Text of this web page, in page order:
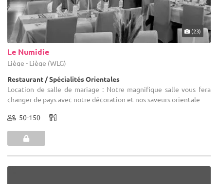
(23)
Le Numidie
Liège - Liège (WLG)
Restaurant / Spécialités Orientales
Location de salle de mariage : Notre magnifique salle vous fera
changer de pays avec notre décoration et nos saveurs orientale
50-150